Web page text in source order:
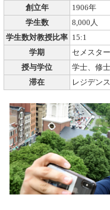
創立年
1906年
学生数
8,000人
学生数対教授比率 15:1
学期
セメスタ
授与学位
学士、修
滞在
レジデンス